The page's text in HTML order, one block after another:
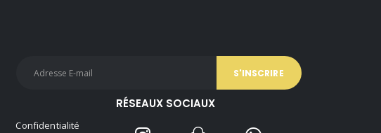
Confidentialité
RÉSEAUX SOCIAUX